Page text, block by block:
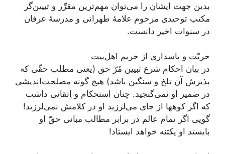
بدین جهت ایشان را می‌توان مهم‌ترین مقرِّر و تبیین‌گر
مکتب توحیدی مرحوم علامۀ طهرانی و مدرسۀ عرفان
در سنوات اخیر دانست.
حریّت و پاسداری از حریم اهل‌بیت
در بیان احکام شرع تبیین مُرّ حق (یعنی مطلب حقّی که
پذیرش آن تلخ و سنگین باشد) هیچ گونه مصلحت‌اندیشی
در ضمیر او نمی‌گنجید. چنان استحکام و اِتقانی داشت
که اگر کوه‏ها از جاى می‌لرزید او در کلامش نمی‌لرزید!
گویی اگر تمام عالم در برابر مطالب مبانى حقّ او
بایستد او یک‏تنه خواهد ایستاد!